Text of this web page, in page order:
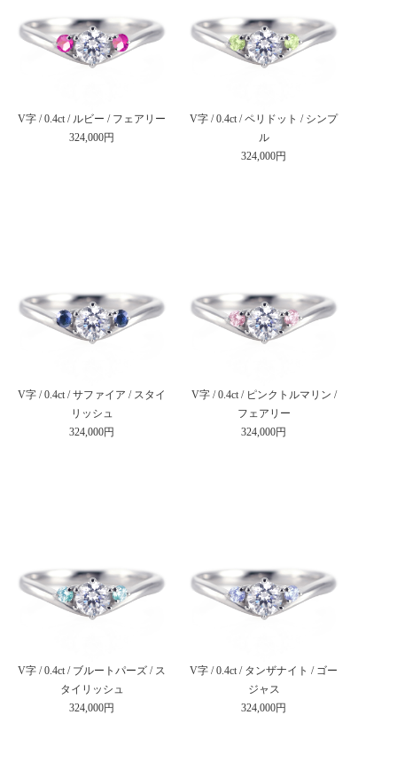
V字 / 0.4ct / ルビー / フェアリー
324,000円
V字 / 0.4ct / ペリドット / シンプ
ル
324,000円
V字 / 0.4ct / サファイア / スタイ
リッシュ
324,000円
V字 / 0.4ct / ピンクトルマリン /
フェアリー
324,000円
V字 / 0.4ct / ブルートパーズ / ス
タイリッシュ
324,000円
V字 / 0.4ct / タンザナイト / ゴー
ジャス
324,000円